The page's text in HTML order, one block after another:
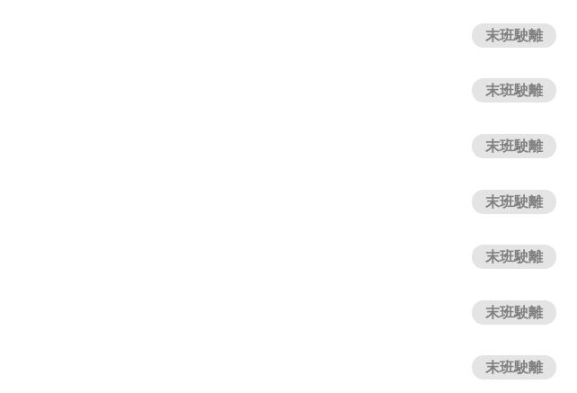
末班駛離
末班駛離
末班駛離
末班駛離
末班駛離
末班駛離
末班駛離